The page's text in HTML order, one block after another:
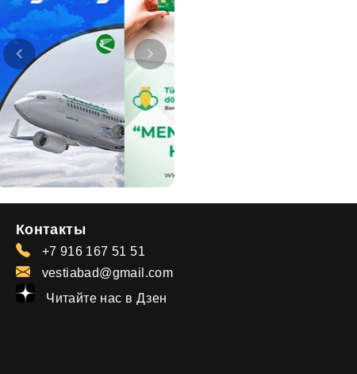
Контакты
+7 916 167 51 51
vestiabad@gmail.com
Читайте нас в Дзен